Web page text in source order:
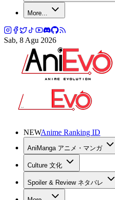
More...
Sab, 8 Agu 2026
NEWAnime Ranking ID
AniManga アニメ・マンガ
Culture 文化
Spoiler & Review ネタバレ